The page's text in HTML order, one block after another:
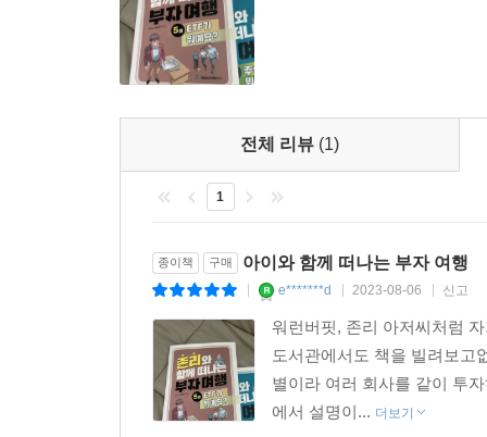
전체 리뷰 (1)
1
종이책 구매 아이와 함께 떠나는 부자 여행
e*******d 2023-08-06 신고
워런버핏, 존리 아저씨처럼
도서관에서도 책을 빌려보고
별이라 여러 회사를 같이 투
에서 설명이... 더보기